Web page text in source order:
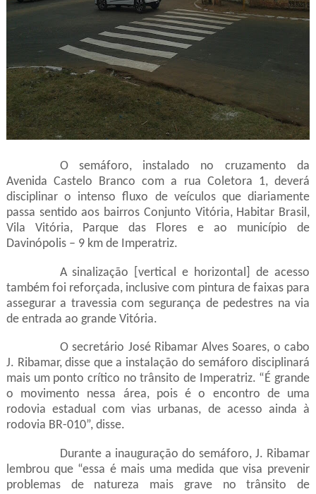
O semáforo, instalado no cruzamento da
Avenida Castelo Branco com a rua Coletora 1, deverá
disciplinar o intenso fluxo de veículos que diariamente
passa sentido aos bairros Conjunto Vitória, Habitar Brasil,
Vila Vitória, Parque das Flores e ao município de
Davinópolis – 9 km de Imperatriz.
A sinalização [vertical e horizontal] de acesso
também foi reforçada, inclusive com pintura de faixas para
assegurar a travessia com segurança de pedestres na via
de entrada ao grande Vitória.
O secretário José Ribamar Alves Soares, o cabo
J. Ribamar, disse que a instalação do semáforo disciplinará
mais um ponto crítico no trânsito de Imperatriz. “É grande
o movimento nessa área, pois é o encontro de uma
rodovia estadual com vias urbanas, de acesso ainda à
rodovia BR-010”, disse.
Durante a inauguração do semáforo, J. Ribamar
lembrou que “essa é mais uma medida que visa prevenir
problemas de natureza mais grave no trânsito de